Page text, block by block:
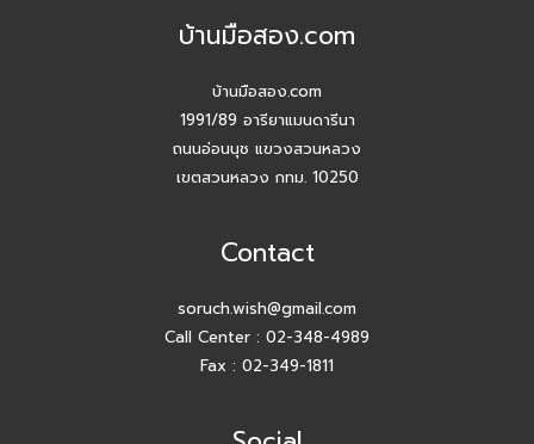
สัมมนาวันนี้ เพื่อยอดขายที่เติบโตในวันหน้า
สัมมนา AGENT บ้านมือสอง.com วันพุธ 24 ธ.ค. 68
กิจกรรมปีใหม่ บ้านมือสอง.com
สัมมนา เตรียมพร้อมก่อนเริ่มสร้างบ้าน! ไขทุกข้อสงสัยเรื่อง ใบ
บ้านมือสอง.com
บ้านมือสอง.com
1991/89 อารียาแมนดารีนา
ถนนอ่อนนุช แขวงสวนหลวง
เขตสวนหลวง กทม. 10250
Contact
soruch.wish@gmail.com
Call Center : 02-348-4989
Fax : 02-349-1811